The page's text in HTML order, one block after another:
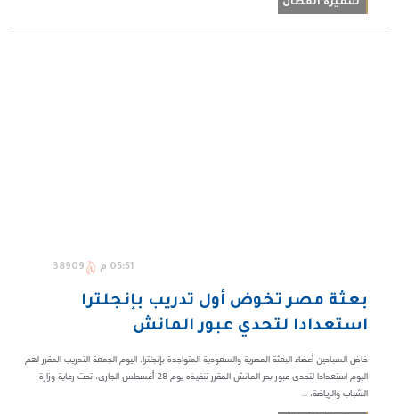
سميرة القطان
05:51 م 38909
بعثة مصر تخوض أول تدريب بإنجلترا
استعدادا لتحدي عبور المانش
خاض السباحين أعضاء البعثة المصرية والسعودية المتواجدة بإنجلترا، اليوم الجمعة التدريب المقرر لهم
اليوم استعدادا لتحدى عبور بحر المانش المقرر تنفيذه يوم ٢٨ أغسطس الجارى، تحت رعاية وزارة
الشباب والرياضة، ...